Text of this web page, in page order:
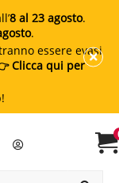
8 al 23 agosto.
.
essere evasi
Clicca qui per